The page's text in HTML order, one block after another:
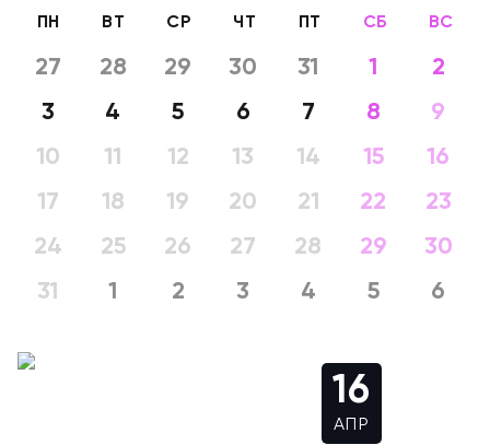
ПН ВТ СР ЧТ ПТ СБ ВС
27 28 29 30 31 1
2
3
4 5 6 7 8
9
10
11 12 13 14 15
16
17
18 19 20 21 22
23
24
25 26 27 28 29
30
31
1 2 3 4 5 6
16
АПР